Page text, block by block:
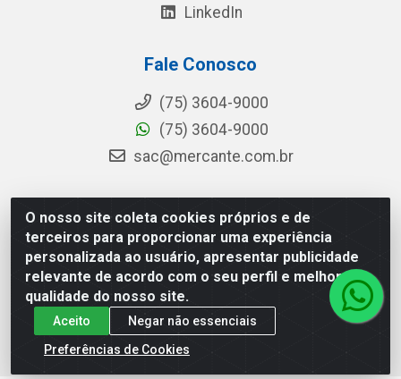
O nosso site coleta cookies próprios e de
terceiros para proporcionar uma experiência
personalizada ao usuário, apresentar publicidade
relevante de acordo com o seu perfil e melhorar a
qualidade do nosso site.
Aceito
Negar não essenciais
Preferências de Cookies
LinkedIn
Fale Conosco
(75) 3604-9000
(75) 3604-9000
sac@mercante.com.br
Mercante Distribuidora - Rua Mercante, 699 - Aviário,
Feira de Santana/BA - CEP 44.096-218 - CNPJ
96.755.848/0001-08